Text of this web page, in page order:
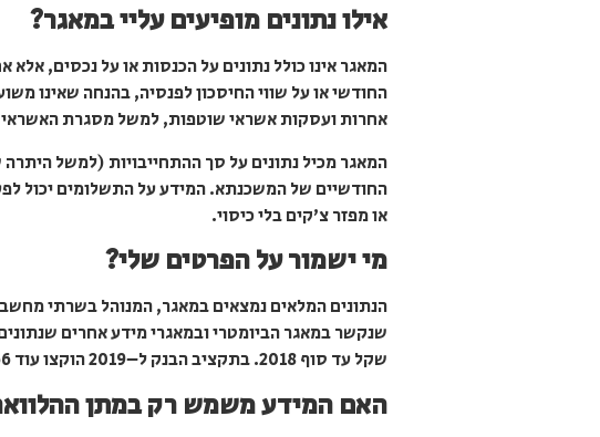
אילו נתונים מופיעים עליי במאגר?
המאגר אינו כולל נתונים על הכנסות או על נכסים,
החודשי או על שווי החיסכון לפנסיה, בהנחה שאינו
אחרות ועסקות אשראי שוטפות, למשל מסגרת
המאגר מכיל נתונים על סך ההתחייבויות (למשל
החודשיים של המשכנתא. המידע על התשלומים יכול
או מפזר צ’קים בלי כיסוי.
מי ישמור על הפרטים שלי?
הנתונים המלאים נמצאים במאגר, המנוהל בשרתי
שקל עד סוף 2018. בתקציב הבנק ל–2019 הוקצו עוד 166 מיליון שקל להקמת המערכת.
האם המידע משמש רק במתן